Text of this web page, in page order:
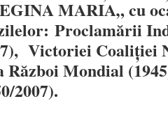
MARIA„ cu
Proclamării
Victoriei Coaliţiei
Război Mondial
2007).